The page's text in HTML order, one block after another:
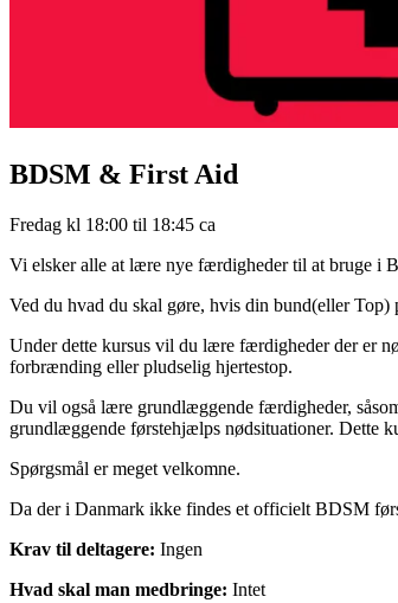
BDSM & First Aid
Fredag kl 18:00 til 18:45 ca
Vi elsker alle at lære nye færdigheder til at bruge i
Ved du hvad du skal gøre, hvis din bund(eller
Under dette kursus vil du lære færdigheder der er
forbrænding eller pludselig hjertestop.
Du vil også lære grundlæggende færdigheder,
grundlæggende førstehjælps nødsituationer. Dette
Spørgsmål er meget velkomne.
Da der i Danmark ikke findes et officielt BDSM
Krav til deltagere: Ingen
Hvad skal man medbringe: Intet